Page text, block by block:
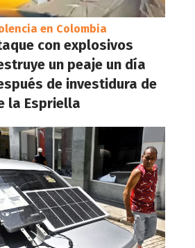
en Colombia
con explosivos
un peaje un día
de investidura de
la Espriella